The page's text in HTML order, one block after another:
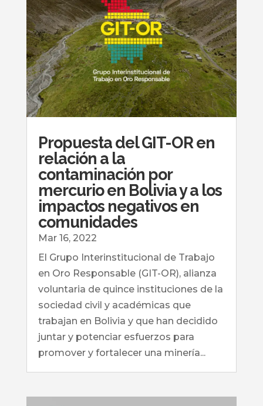
Propuesta del GIT-OR en
relación a la
contaminación por
mercurio en Bolivia y a los
impactos negativos en
comunidades
Mar 16, 2022
El Grupo Interinstitucional de Trabajo
en Oro Responsable (GIT-OR), alianza
voluntaria de quince instituciones de la
sociedad civil y académicas que
trabajan en Bolivia y que han decidido
juntar y potenciar esfuerzos para
promover y fortalecer una minería...